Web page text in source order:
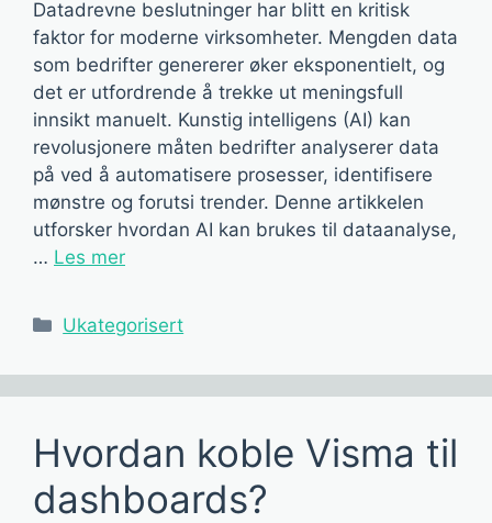
Datadrevne beslutninger har blitt en kritisk
faktor for moderne virksomheter. Mengden data
som bedrifter genererer øker eksponentielt, og
det er utfordrende å trekke ut meningsfull
innsikt manuelt. Kunstig intelligens (AI) kan
revolusjonere måten bedrifter analyserer data
på ved å automatisere prosesser, identifisere
mønstre og forutsi trender. Denne artikkelen
utforsker hvordan AI kan brukes til dataanalyse,
… Les mer
Kategorier
Ukategorisert
Hvordan koble Visma til
dashboards?